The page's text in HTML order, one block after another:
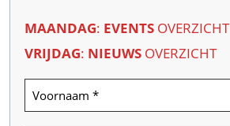
MAANDAG: EVENTS OVERZICHT
VRIJDAG: NIEUWS OVERZICHT